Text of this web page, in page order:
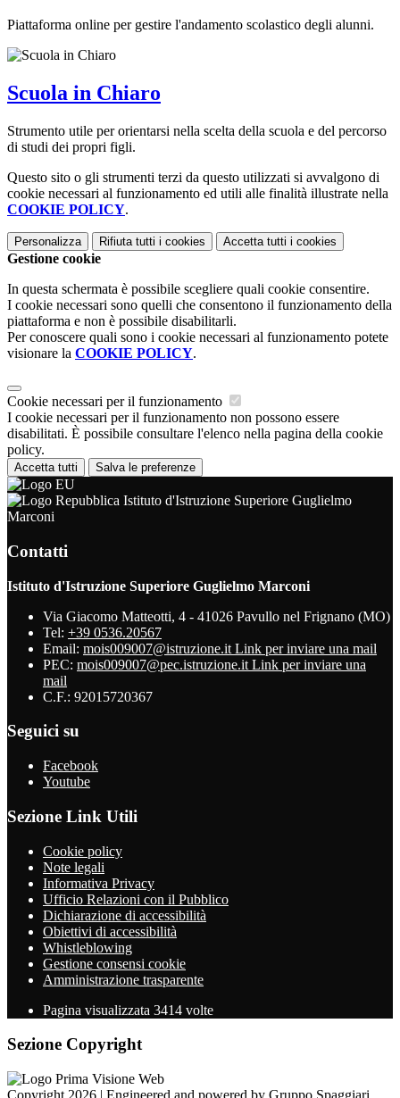
Piattaforma online per gestire l'andamento scolastico degli alunni.
Scuola in Chiaro
Strumento utile per orientarsi nella scelta della scuola e del percorso
di studi dei propri figli.
Questo sito o gli strumenti terzi da questo utilizzati si avvalgono di
cookie necessari al funzionamento ed utili alle finalità illustrate nella
COOKIE POLICY.
Personalizza Rifiuta tutti i cookies Accetta tutti i cookies
Gestione cookie
In questa schermata è possibile scegliere quali cookie consentire.
I cookie necessari sono quelli che consentono il funzionamento della
piattaforma e non è possibile disabilitarli.
Per conoscere quali sono i cookie necessari al funzionamento potete
visionare la COOKIE POLICY.
Cookie necessari per il funzionamento
I cookie necessari per il funzionamento non possono essere
disabilitati. È possibile consultare l'elenco nella pagina della cookie
policy.
Accetta tutti Salva le preferenze
Istituto d'Istruzione Superiore Guglielmo
Marconi
Contatti
Istituto d'Istruzione Superiore Guglielmo Marconi
Via Giacomo Matteotti, 4 - 41026 Pavullo nel Frignano (MO)
Tel: +39 0536.20567
Email: mois009007@istruzione.it Link per inviare una mail
PEC: mois009007@pec.istruzione.it Link per inviare una
mail
C.F.: 92015720367
Seguici su
Facebook
Youtube
Sezione Link Utili
Cookie policy
Note legali
Informativa Privacy
Ufficio Relazioni con il Pubblico
Dichiarazione di accessibilità
Obiettivi di accessibilità
Whistleblowing
Gestione consensi cookie
Amministrazione trasparente
Pagina visualizzata 3414 volte
Sezione Copyright
Copyright 2026 | Engineered and powered by Gruppo Spaggiari